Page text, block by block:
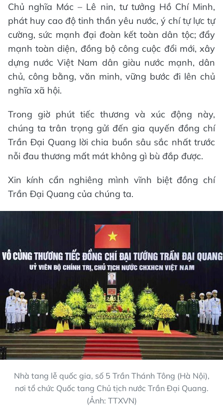
Chủ nghĩa Mác – Lê nin, tư tưởng Hồ Chí Minh,
phát huy cao độ tinh thần yêu nước, ý chí tự lực tự
cường, sức mạnh đại đoàn kết toàn dân tộc; đẩy
mạnh toàn diện, đồng bộ công cuộc đổi mới, xây
dựng nước Việt Nam dân giàu nước mạnh, dân
chủ, công bằng, văn minh, vững bước đi lên chủ
nghĩa xã hội.
Trong giờ phút tiếc thương và xúc động này,
chúng ta trân trọng gửi đến gia quyến đồng chí
Trần Đại Quang lời chia buồn sâu sắc nhất trước
nỗi đau thương mất mát không gì bù đắp được.
Xin kính cẩn nghiêng mình vĩnh biệt đồng chí
Trần Đại Quang của chúng ta.
Nhà tang lễ quốc gia, số 5 Trần Thánh Tông (Hà Nội),
nơi tổ chức Quốc tang Chủ tịch nước Trần Đại Quang.
(Ảnh: TTXVN)